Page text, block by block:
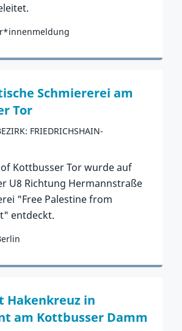
Schmiererei am
Tor
FRIEDRICHSHAIN-
Kottbusser Tor wurde auf
U8 Richtung Hermannstraße
"Free Palestine from
entdeckt.
Hakenkreuz in
am Kottbusser Damm